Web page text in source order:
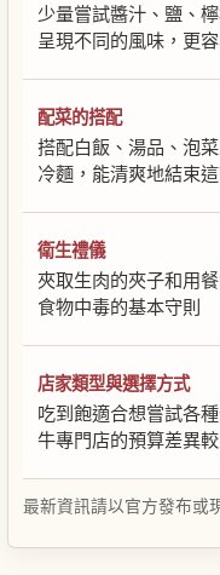
少量嘗試醬汁、鹽、
呈現不同的風味，更
配菜的搭配
搭配白飯、湯品、泡
冷麵，能清爽地結束
衛生禮儀
夾取生肉的夾子和用
食物中毒的基本守則
店家類型與選擇方式
吃到飽適合想嘗試各
牛專門店的預算差異
最新資訊請以官方發布或